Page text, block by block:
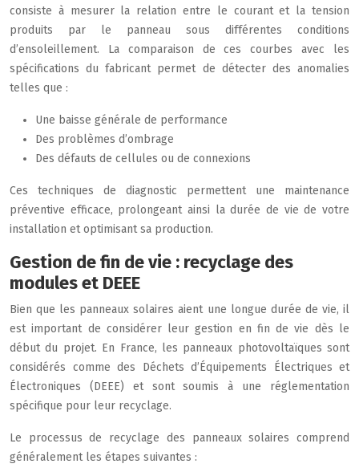
consiste à mesurer la relation entre le courant et la tension
produits par le panneau sous différentes conditions
d’ensoleillement. La comparaison de ces courbes avec les
spécifications du fabricant permet de détecter des anomalies
telles que :
Une baisse générale de performance
Des problèmes d’ombrage
Des défauts de cellules ou de connexions
Ces techniques de diagnostic permettent une maintenance
préventive efficace, prolongeant ainsi la durée de vie de votre
installation et optimisant sa production.
Gestion de fin de vie : recyclage des
modules et DEEE
Bien que les panneaux solaires aient une longue durée de vie, il
est important de considérer leur gestion en fin de vie dès le
début du projet. En France, les panneaux photovoltaïques sont
considérés comme des Déchets d’Équipements Électriques et
Électroniques (DEEE) et sont soumis à une réglementation
spécifique pour leur recyclage.
Le processus de recyclage des panneaux solaires comprend
généralement les étapes suivantes :